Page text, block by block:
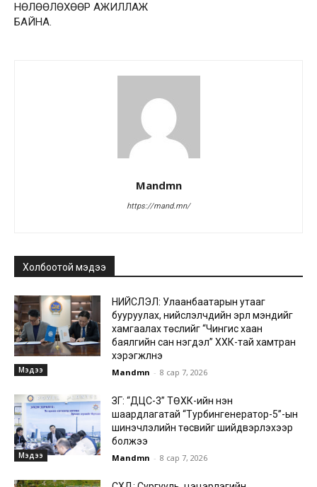
НӨЛӨӨЛӨХӨӨР АЖИЛЛАЖ
БАЙНА.
Mandmn
https://mand.mn/
Холбоотой мэдээ
Мэдээ
НИЙСЛЭЛ: Улаанбаатарын утааг
бууруулах, нийслэлчүүдийн эрүүл мэндийг
хамгаалах төслийг “Чингис хаан
баялгийн сан нэгдэл” ХХК-тай хамтран
хэрэгжүүлнэ
Mandmn - 8 сар 7, 2026
Мэдээ
ЗГ: “ДЦС-3” ТӨХК-ийн нэн
шаардлагатай “Турбингенератор-5”-ын
шинэчлэлийн төсвийг шийдвэрлэхээр
болжээ
Mandmn - 8 сар 7, 2026